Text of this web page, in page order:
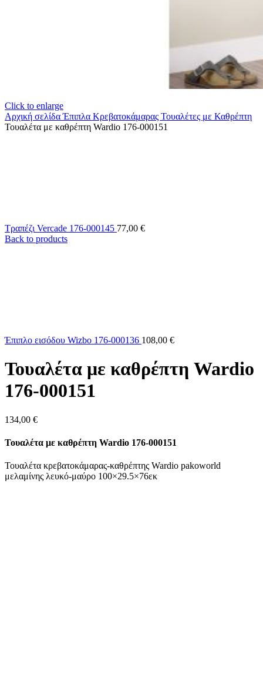
Click to enlarge
Αρχική σελίδαΈπιπλα Κρεβατοκάμαρας Τουαλέτες με Καθρέπτη
Τουαλέτα με καθρέπτη Wardio 176-000151
Τραπέζι Vercade 176-000145 77,00 €
Back to products
Έπιπλο εισόδου Wizbo 176-000136 108,00 €
Τουαλέτα με καθρέπτη Wardio
176-000151
134,00 €
Τουαλέτα με καθρέπτη Wardio 176-000151
Τουαλέτα κρεβατοκάμαρας-καθρέπτης Wardio pakoworld
μελαμίνης λευκό-μαύρο 100×29.5×76εκ